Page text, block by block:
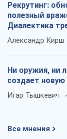
Рекрутинг:
полезный
Диалектика
Александр Кирш
Ни оружия, ни
создает
Игар Тышкевич
Все мнения